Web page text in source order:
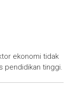
ekonomi tidak
pendidikan tinggi.